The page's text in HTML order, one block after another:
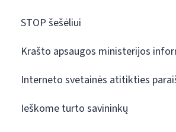
STOP šešėliui
Krašto apsaugos ministerijos
Interneto svetainės atitikties
Ieškome turto savininkų